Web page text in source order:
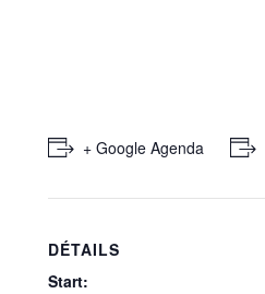
+ Google Agenda
DÉTAILS
Start: